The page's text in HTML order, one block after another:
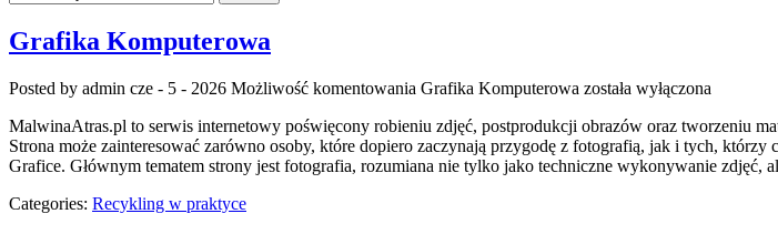
Grafika Komputerowa
Posted by admin cze - 5 - 2026 Możliwość komentowania Grafika Komputerowa została wyłączona
MalwinaAtras.pl to serwis internetowy poświęcony robieniu zdjęć, postprodukcji obrazów oraz tworzeniu
Strona może zainteresować zarówno osoby, które dopiero zaczynają przygodę z fotografią, jak i tych,
Grafice. Głównym tematem strony jest fotografia, rozumiana nie tylko jako techniczne wykonywanie
Categories: Recykling w praktyce